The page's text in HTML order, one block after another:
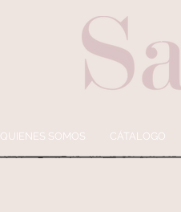
QUIENES SOMOS CÁTALOGO